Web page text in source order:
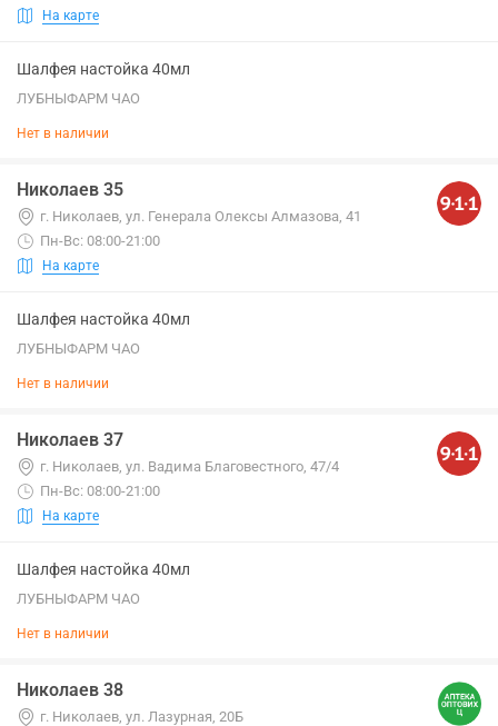
На карте
Шалфея настойка 40мл
ЛУБНЫФАРМ ЧАО
Нет в наличии
Николаев 35
г. Николаев, ул. Генерала Олексы Алмазова, 41
Пн-Вс: 08:00-21:00
На карте
Шалфея настойка 40мл
ЛУБНЫФАРМ ЧАО
Нет в наличии
Николаев 37
г. Николаев, ул. Вадима Благовестного, 47/4
Пн-Вс: 08:00-21:00
На карте
Шалфея настойка 40мл
ЛУБНЫФАРМ ЧАО
Нет в наличии
Николаев 38
г. Николаев, ул. Лазурная, 20Б